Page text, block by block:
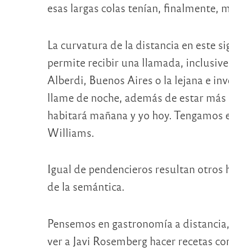
esas largas colas tenían, finalmente,
La curvatura de la distancia en este
permite recibir una llamada,
Alberdi, Buenos Aires o la lejana e
llame de noche, además de estar
habitará mañana y yo hoy.
Williams.
Igual de pendencieros resultan otros
de la semántica.
Pensemos en gastronomía a
ver a Javi Rosemberg hacer recetas